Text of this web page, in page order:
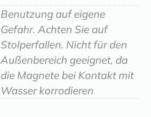
Benutzung auf eigene
Gefahr. Achten Sie auf
Stolperfallen. Nicht für den
Außenbereich geeignet, da
die Magnete bei Kontakt mit
Wasser korrodieren